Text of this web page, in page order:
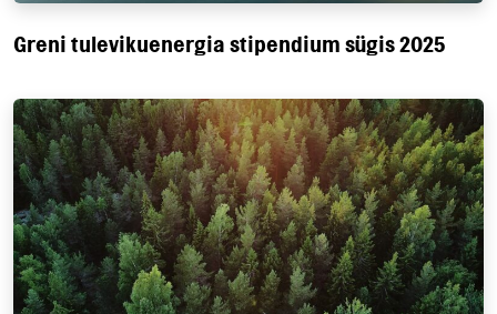
Greni tulevikuenergia stipendium sügis 2025